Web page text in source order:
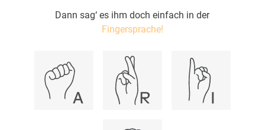
Dann sag‘ es ihm doch einfach in der
Fingersprache!